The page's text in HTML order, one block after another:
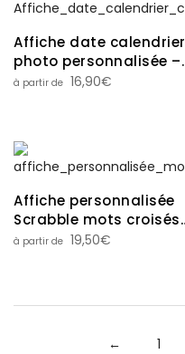
Affiche date calendrier
photo personnalisée –
couple, fiançailles,
16,90€
Affiche personnalisée
Scrabble mots croisés
(prénoms, famille,
19,50€
← 1